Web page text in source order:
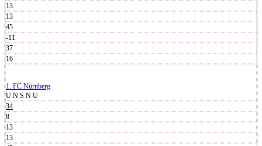
13
13
45
-11
37
16
1. FC Nürnberg
U N S N U
34
8
13
13